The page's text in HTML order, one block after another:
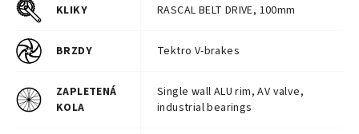
KLIKY RASCAL BELT DRIVE, 100mm
BRZDY Tektro V-brakes
ZAPLETENÁ
KOLA
Single wall ALU rim, AV valve,
industrial bearings